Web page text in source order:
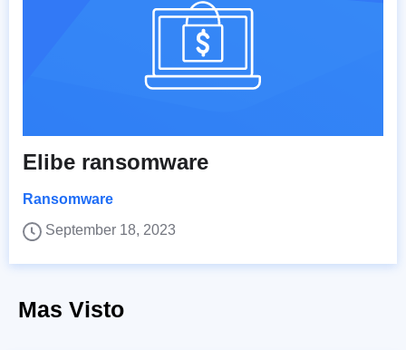
Elibe ransomware
Ransomware
September 18, 2023
Mas Visto